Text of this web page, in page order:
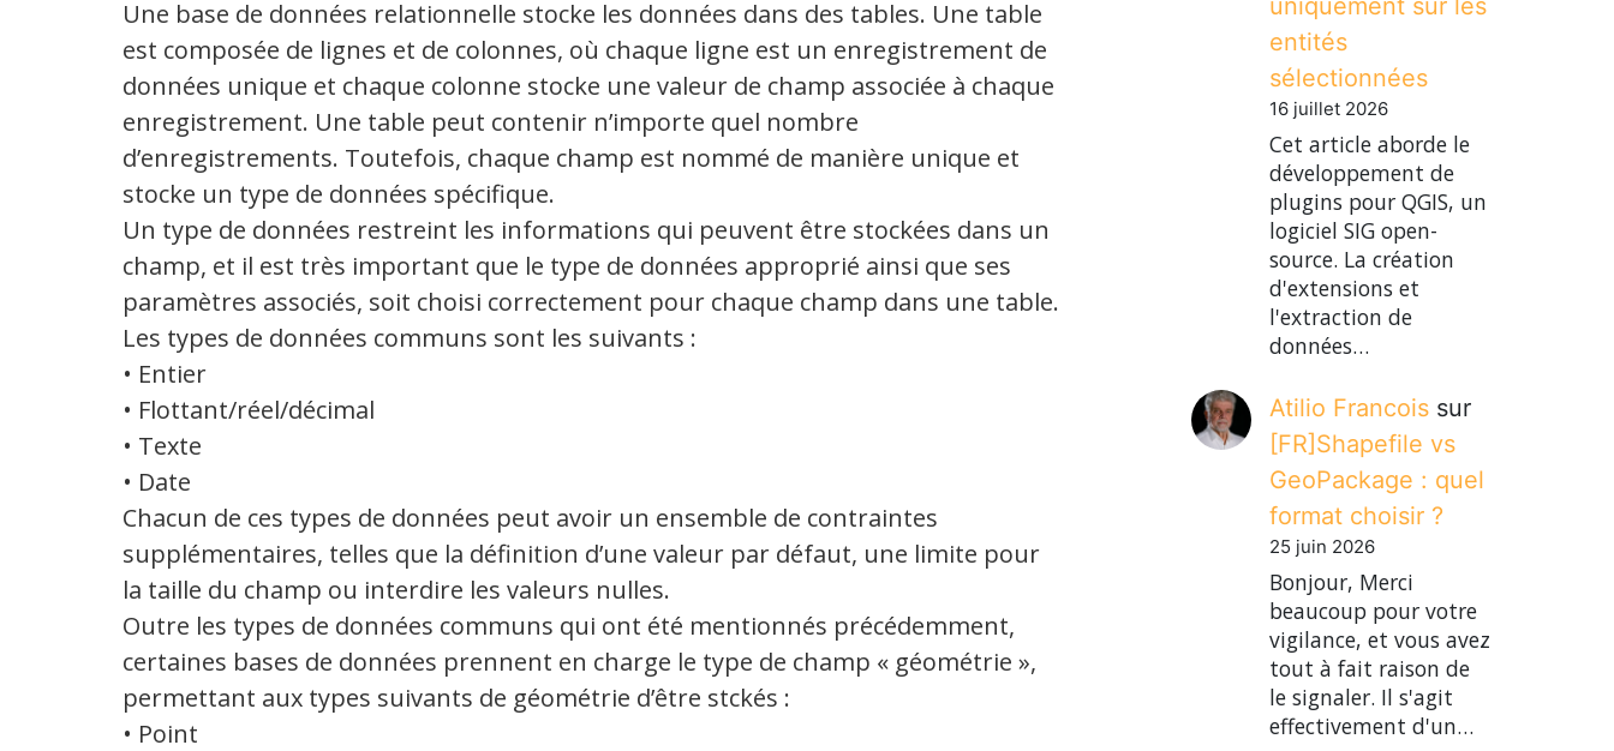
Une base de données relationnelle stocke les données dans des tables. Une table
est composée de lignes et de colonnes, où chaque ligne est un enregistrement de
données unique et chaque colonne stocke une valeur de champ associée à chaque
enregistrement. Une table peut contenir n’importe quel nombre
d’enregistrements. Toutefois, chaque champ est nommé de manière unique et
stocke un type de données spécifique.
Un type de données restreint les informations qui peuvent être stockées dans un
champ, et il est très important que le type de données approprié ainsi que ses
paramètres associés, soit choisi correctement pour chaque champ dans une table.
Les types de données communs sont les suivants :
• Entier
• Flottant/réel/décimal
• Texte
• Date
Chacun de ces types de données peut avoir un ensemble de contraintes
supplémentaires, telles que la définition d’une valeur par défaut, une limite pour
la taille du champ ou interdire les valeurs nulles.
Outre les types de données communs qui ont été mentionnés précédemment,
certaines bases de données prennent en charge le type de champ « géométrie »,
permettant aux types suivants de géométrie d’être stckés :
• Point
uniquement sur les
entités
sélectionnées
16 juillet 2026
Cet article aborde le
développement de
plugins pour QGIS, un
logiciel SIG open-
source. La création
d'extensions et
l'extraction de
données…
Atilio Francois sur
[FR]Shapefile vs
GeoPackage : quel
format choisir ?
25 juin 2026
Bonjour, Merci
beaucoup pour votre
vigilance, et vous avez
tout à fait raison de
le signaler. Il s'agit
effectivement d'un…